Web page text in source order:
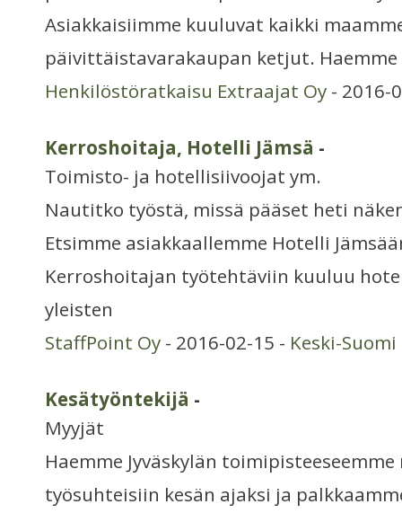
Asiakkaisiimme kuuluvat kaikki
päivittäistavarakaupan ketjut.
Henkilöstöratkaisu Extraajat Oy - 2016-
Kerroshoitaja, Hotelli Jämsä -
Toimisto- ja hotellisiivoojat ym.
Nautitko työstä, missä pääset heti
Etsimme asiakkaallemme Hotelli
Kerroshoitajan työtehtäviin kuuluu
yleisten
StaffPoint Oy - 2016-02-15 - Keski-Suomi
Kesätyöntekijä -
Myyjät
Haemme Jyväskylän
työsuhteisiin kesän ajaksi ja